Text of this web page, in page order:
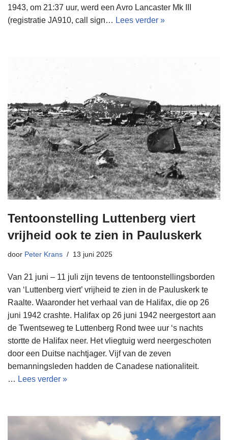
1943, om 21:37 uur, werd een Avro Lancaster Mk III
(registratie JA910, call sign… Lees verder »
Tentoonstelling Luttenberg viert
vrijheid ook te zien in Pauluskerk
door Peter Krans 13 juni 2025
Van 21 juni – 11 juli zijn tevens de tentoonstellingsborden
van ‘Luttenberg viert’ vrijheid te zien in de Pauluskerk te
Raalte. Waaronder het verhaal van de Halifax, die op 26
juni 1942 crashte. Halifax op 26 juni 1942 neergestort aan
de Twentseweg te Luttenberg Rond twee uur ‘s nachts
stortte de Halifax neer. Het vliegtuig werd neergeschoten
door een Duitse nachtjager. Vijf van de zeven
bemanningsleden hadden de Canadese nationaliteit.
… Lees verder »